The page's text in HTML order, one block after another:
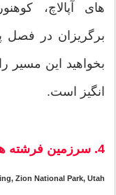
های آپالاچ،
برگریزان در فصل
بخواهید این مسیر
انگیز است.
4. سرزمین فرشته ها - پارک ملی زیون – یوتا
Zion National Park, Utah